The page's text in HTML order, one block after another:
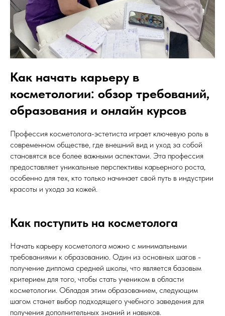
Как начать карьеру в
косметологии: обзор требований,
образования и онлайн курсов
Профессия косметолога-эстетиста играет ключевую роль в
современном обществе, где внешний вид и уход за собой
становятся все более важными аспектами. Эта профессия
предоставляет уникальные перспективы карьерного роста,
особенно для тех, кто только начинает свой путь в индустрии
красоты и ухода за кожей.
Как поступить на косметолога
Начать карьеру косметолога можно с минимальными
требованиями к образованию. Один из основных шагов -
получение диплома средней школы, что является базовым
критерием для того, чтобы стать учеником в области
косметологии. Обладая этим образованием, следующим
шагом станет выбор подходящего учебного заведения для
получения дополнительных знаний и навыков.